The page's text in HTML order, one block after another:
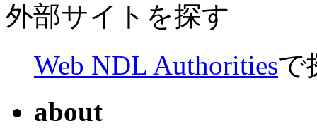
外部サイトを探す
Web NDL Authoritiesで
about